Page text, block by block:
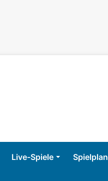
Live-Spiele Spielplan